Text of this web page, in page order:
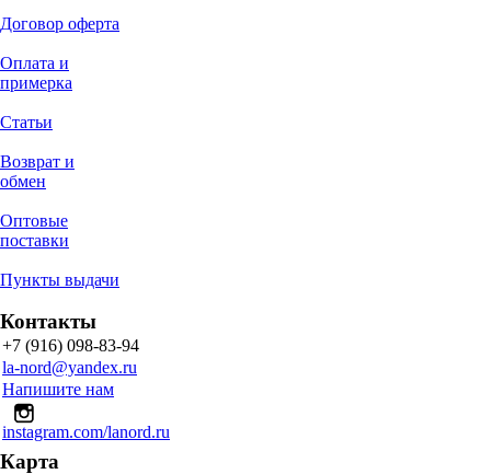
Договор оферта
Оплата и
примерка
Статьи
Возврат и
обмен
Оптовые
поставки
Пункты выдачи
Контакты
+7 (916) 098-83-94
la-nord@yandex.ru
Напишите нам
instagram.com/lanord.ru
Карта